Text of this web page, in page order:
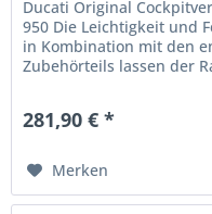
Ducati Original
950 Die Leichtigkeit und
in Kombination mit den
Zubehörteils lassen der
281,90 € *
Merken